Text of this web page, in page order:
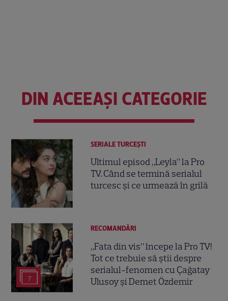
DIN ACEEAȘI CATEGORIE
SERIALE TURCEŞTI
Ultimul episod „Leyla” la Pro
TV. Când se termină serialul
turcesc și ce urmează în grilă
7
RECOMANDĂRI
„Fata din vis” începe la Pro TV!
Tot ce trebuie să știi despre
serialul-fenomen cu Çağatay
Ulusoy și Demet Özdemir